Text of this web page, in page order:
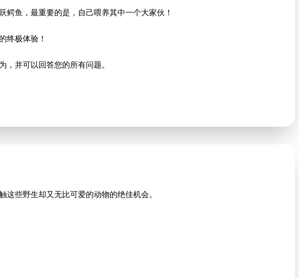
鱼，最重要的是，自己喂养其中一个大家伙！
终极体验！
，并可以回答您的所有问题。
些野生却又无比可爱的动物的绝佳机会。